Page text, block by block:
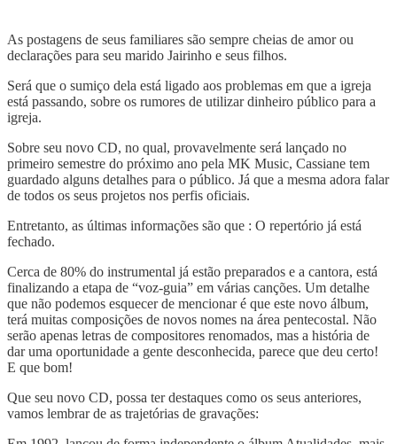
As postagens de seus familiares são sempre cheias de amor ou
declarações para seu marido Jairinho e seus filhos.
Será que o sumiço dela está ligado aos problemas em que a igreja
está passando, sobre os rumores de utilizar dinheiro público para a
igreja.
Sobre seu novo CD, no qual, provavelmente será lançado no
primeiro semestre do próximo ano pela MK Music, Cassiane tem
guardado alguns detalhes para o público. Já que a mesma adora falar
de todos os seus projetos nos perfis oficiais.
Entretanto, as últimas informações são que : O repertório já está
fechado.
Cerca de 80% do instrumental já estão preparados e a cantora, está
finalizando a etapa de “voz-guia” em várias canções. Um detalhe
que não podemos esquecer de mencionar é que este novo álbum,
terá muitas composições de novos nomes na área pentecostal. Não
serão apenas letras de compositores renomados, mas a história de
dar uma oportunidade a gente desconhecida, parece que deu certo!
E que bom!
Que seu novo CD, possa ter destaques como os seus anteriores,
vamos lembrar de as trajetórias de gravações: